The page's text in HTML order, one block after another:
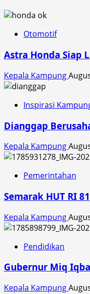
Otomotif
Astra Honda Siap
Kepala Kampung
Inspirasi
Dianggap
Kepala Kampung
Pemerintahan
Semarak HUT RI
Kepala Kampung
Pendidikan
Gubernur Miq
Kepala Kampung